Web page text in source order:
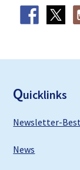
Quicklinks
Newsletter-
News